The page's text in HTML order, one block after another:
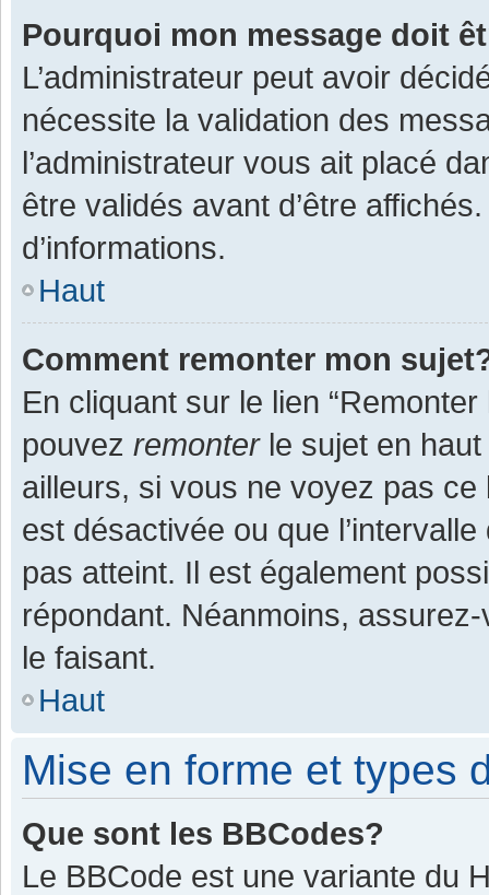
Pourquoi mon message doit
L’administrateur peut avoir
nécessite la validation des
l’administrateur vous ait placé
être validés avant d’être
d’informations.
Haut
Comment remonter mon
En cliquant sur le lien
pouvez remonterle sujet en haut
ailleurs, si vous ne voyez pas
est désactivée ou que
pas atteint. Il est également
répondant. Néanmoins,
le faisant.
Haut
Mise en forme et types
Que sont les BBCodes?
Le BBCode est une variante du